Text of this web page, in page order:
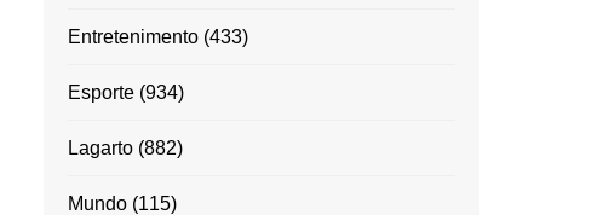
Entretenimento (433)
Esporte (934)
Lagarto (882)
Mundo (115)